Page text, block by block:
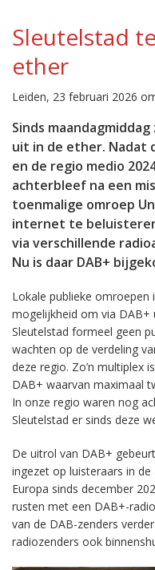
Sleutelstad
ether
Leiden, 23 februari 2026
Sinds
uit in de ether. Nadat
en de regio medio
achterbleef na een
toenmalige omroep
internet te
via verschillende
Nu is daar DAB+
Lokale publieke omroepen
mogelijkheid om via DAB+
Sleutelstad formeel geen
wachten op de verdeling
deze regio. Zo’n multiplex
DAB+ waarvan maximaal
In onze regio waren nog
Sleutelstad er sinds deze
De uitrol van DAB+
ingezet op luisteraars in
Europa sinds december
rusten met een DAB+-
van de DAB-zenders
radiozenders ook